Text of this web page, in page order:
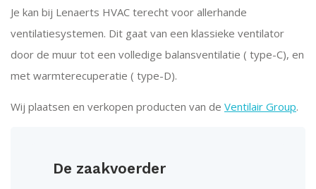
Je kan bij Lenaerts HVAC terecht voor allerhande
ventilatiesystemen. Dit gaat van een klassieke ventilator
door de muur tot een volledige balansventilatie ( type-C), en
met warmterecuperatie ( type-D).
Wij plaatsen en verkopen producten van de Ventilair Group.
De zaakvoerder